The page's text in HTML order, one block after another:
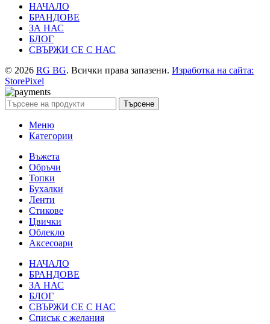
НАЧАЛО
БРАНДОВЕ
ЗА НАС
БЛОГ
СВЪРЖИ СЕ С НАС
© 2026 RG BG. Всички права запазени. Изработка на сайта:
StorePixel
Търсене
Меню
Категории
Въжета
Обръчи
Топки
Бухалки
Ленти
Стикове
Цвички
Облекло
Аксесоари
НАЧАЛО
БРАНДОВЕ
ЗА НАС
БЛОГ
СВЪРЖИ СЕ С НАС
Списък с желания